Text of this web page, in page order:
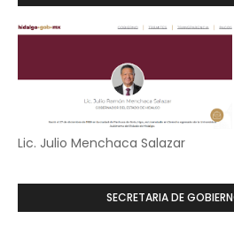
Lic. Julio Menchaca Salazar
SECRETARIA DE